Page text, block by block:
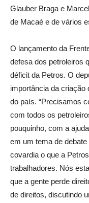
Glauber Braga e
de Macaé e de vários
O lançamento da
defesa dos petroleiros
déficit da Petros. O
importância da criação
do país. “Precisamos
com todos os
pouquinho, com a
em um tema de
covardia o que a
trabalhadores. Nós
que a gente perde
de direitos, discutindo